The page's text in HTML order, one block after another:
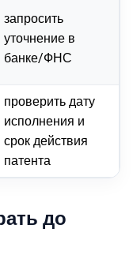
запросить
уточнение в
банке/ФНС
проверить дату
исполнения и
срок действия
патента
до